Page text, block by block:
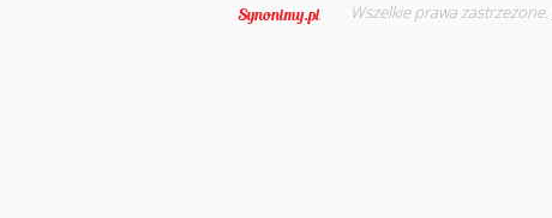
Wszelkie prawa zastrzeżone.